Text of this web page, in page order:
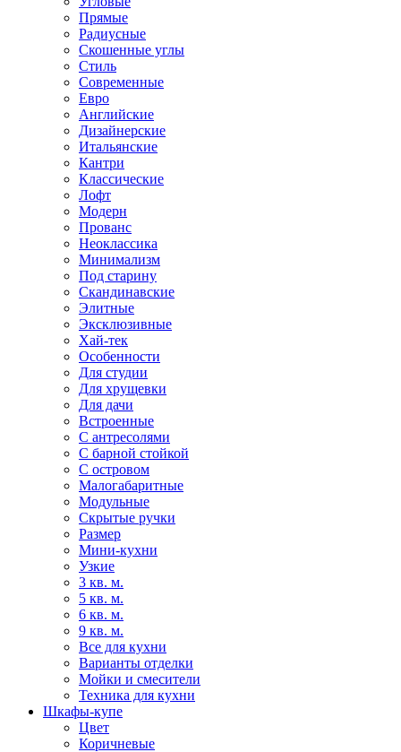
Прямые
Радиусные
Скошенные углы
Стиль
Современные
Евро
Английские
Дизайнерские
Итальянские
Кантри
Классические
Лофт
Модерн
Прованс
Неоклассика
Минимализм
Под старину
Скандинавские
Элитные
Эксклюзивные
Хай-тек
Особенности
Для студии
Для хрущевки
Для дачи
Встроенные
С антресолями
С барной стойкой
С островом
Малогабаритные
Модульные
Скрытые ручки
Размер
Мини-кухни
Узкие
3 кв. м.
5 кв. м.
6 кв. м.
9 кв. м.
Все для кухни
Варианты отделки
Мойки и смесители
Техника для кухни
Шкафы-купе
Цвет
Коричневые